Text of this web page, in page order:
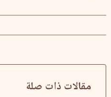
مقالات ذات صلة